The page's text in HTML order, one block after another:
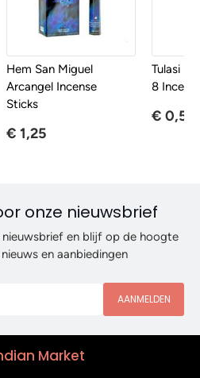
Hem San Miguel
Arcangel Incense
Sticks
€ 1,25
Tulasi
8
€ 0,50
onze nieuwsbrief
en blijf op de hoogte
en aanbiedingen
AANMELDEN
Market